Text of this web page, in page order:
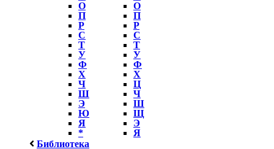
О
П
Р
С
Т
У
Ф
Х
Ч
Ш
Э
Ю
Я
*
О
П
Р
С
Т
У
Ф
Х
Ц
Ч
Ш
Щ
Э
Я
Библиотека